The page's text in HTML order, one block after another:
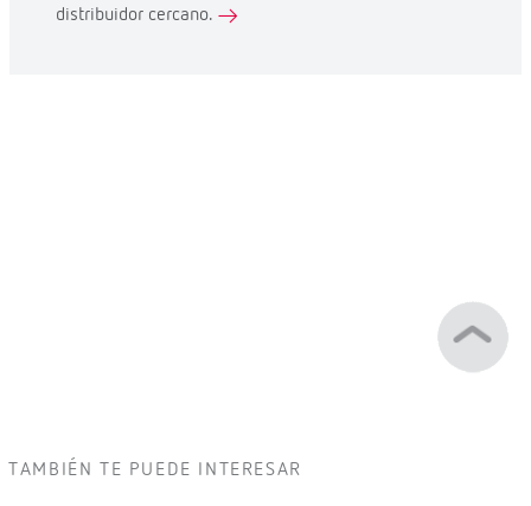
distribuidor cercano.
TAMBIÉN TE PUEDE INTERESAR